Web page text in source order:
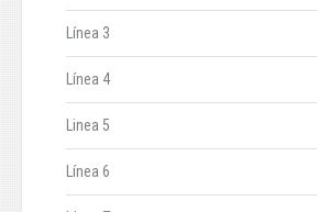
Línea 3
Línea 4
Linea 5
Línea 6